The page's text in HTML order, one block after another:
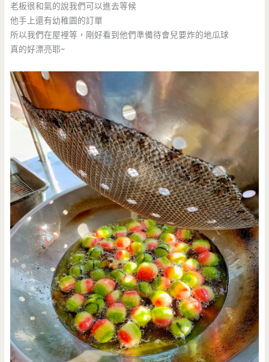
老板很和氣的說我們可以進去等候
他手上還有幼稚園的訂單
所以我們在屋裡等，剛好看到他們準備待會兒要炸的地瓜球
真的好漂亮耶~